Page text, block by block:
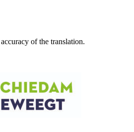
of the translation.